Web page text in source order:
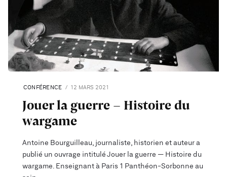
CONFÉRENCE 12 MARS 2021
Jouer la guerre - Histoire du
wargame
Antoine Bourguilleau, journaliste, historien et auteur a
publié un ouvrage intitulé Jouer la guerre — Histoire du
wargame. Enseignant à Paris 1 Panthéon-Sorbonne au